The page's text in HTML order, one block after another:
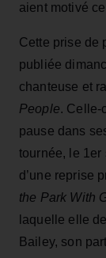
aient motivé
Cette prise de
publiée
chanteuse et
People. Celle-
pause dans
tournée, le 1er
d’une reprise
the Park With
laquelle elle
Bailey, son